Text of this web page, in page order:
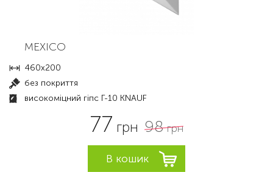
MEXICO
460x200
без покриття
високоміцний гіпс Г-10 KNAUF
77 грн 98грн